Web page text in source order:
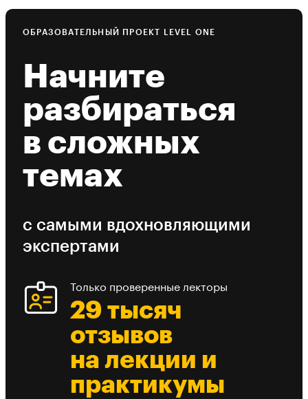
ОБРАЗОВАТЕЛЬНЫЙ ПРОЕКТ LEVEL ONE
Начните
разбираться
в сложных
темах
с самыми вдохновляющими
экспертами
Только проверенные лекторы
29 тысяч
отзывов
на лекции и
практикумы